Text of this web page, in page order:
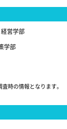
経営学部
学部
査時の情報となります。